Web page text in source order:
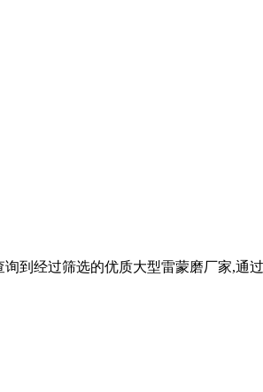
到经过筛选的优质大型雷蒙磨厂家,通